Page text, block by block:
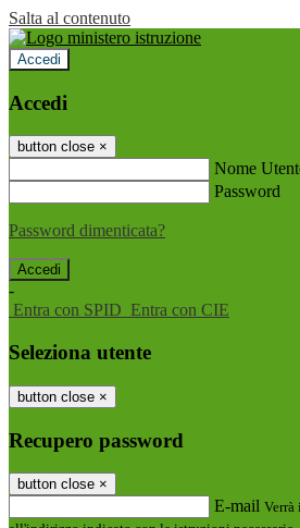
Salta al contenuto
Accedi
Accedi
button close ×
Nome
Password
Password dimenticata?
-
Entra con SPID Entra con CIE
Seleziona utente
button close ×
Recupero password
button close ×
E-mail Verrà